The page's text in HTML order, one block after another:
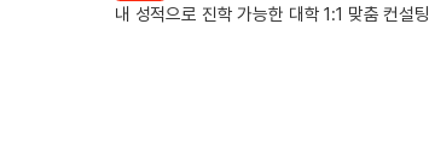
내 성적으로 진학 가능한 대학 1:1 맞춤 컨설팅